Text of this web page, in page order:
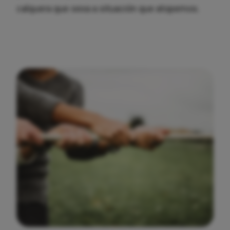
calquera que sexa a situación que atopemos.